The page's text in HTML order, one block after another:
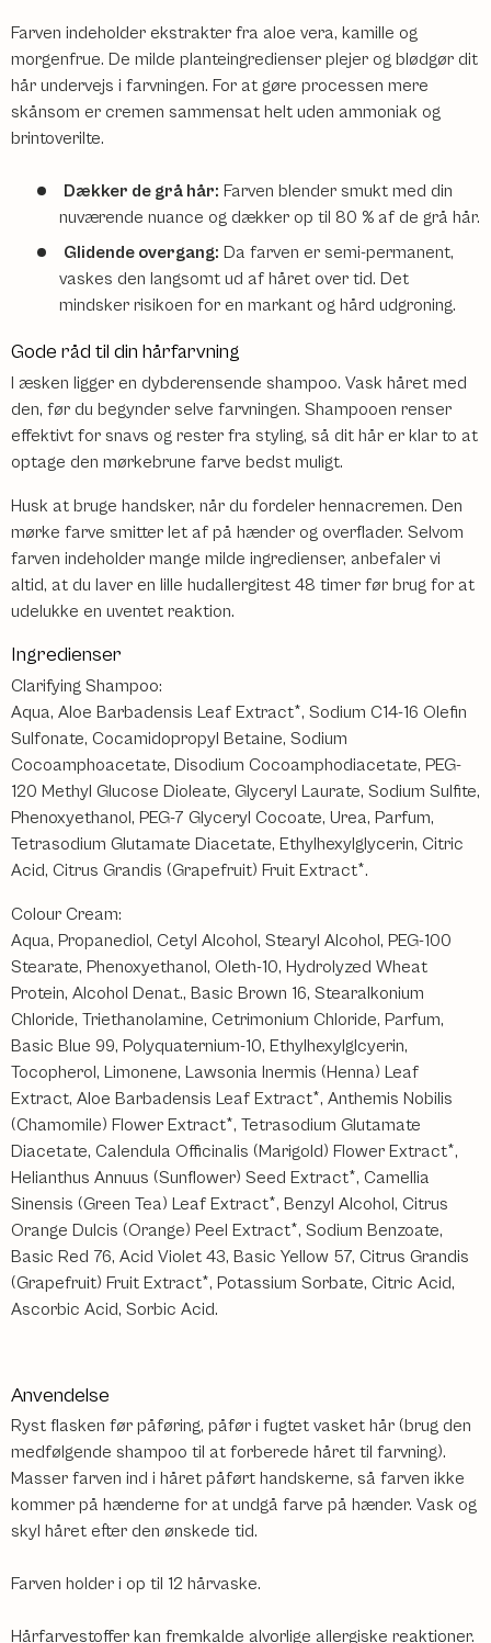
Farven indeholder ekstrakter fra aloe vera, kamille og
morgenfrue. De milde planteingredienser plejer og blødgør dit
hår undervejs i farvningen. For at gøre processen mere
skånsom er cremen sammensat helt uden ammoniak og
brintoverilte.
Dækker de grå hår: Farven blender smukt med din
nuværende nuance og dækker op til 80 % af de grå hår.
Glidende overgang: Da farven er semi-permanent,
vaskes den langsomt ud af håret over tid. Det
mindsker risikoen for en markant og hård udgroning.
Gode råd til din hårfarvning
I æsken ligger en dybderensende shampoo. Vask håret med
den, før du begynder selve farvningen. Shampooen renser
effektivt for snavs og rester fra styling, så dit hår er klar to at
optage den mørkebrune farve bedst muligt.
Husk at bruge handsker, når du fordeler hennacremen. Den
mørke farve smitter let af på hænder og overflader. Selvom
farven indeholder mange milde ingredienser, anbefaler vi
altid, at du laver en lille hudallergitest 48 timer før brug for at
udelukke en uventet reaktion.
Ingredienser
Clarifying Shampoo:
Aqua, Aloe Barbadensis Leaf Extract*, Sodium C14-16 Olefin
Sulfonate, Cocamidopropyl Betaine, Sodium
Cocoamphoacetate, Disodium Cocoamphodiacetate, PEG-
120 Methyl Glucose Dioleate, Glyceryl Laurate, Sodium Sulfite,
Phenoxyethanol, PEG-7 Glyceryl Cocoate, Urea, Parfum,
Tetrasodium Glutamate Diacetate, Ethylhexylglycerin, Citric
Acid, Citrus Grandis (Grapefruit) Fruit Extract*.
Colour Cream:
Aqua, Propanediol, Cetyl Alcohol, Stearyl Alcohol, PEG-100
Stearate, Phenoxyethanol, Oleth-10, Hydrolyzed Wheat
Protein, Alcohol Denat., Basic Brown 16, Stearalkonium
Chloride, Triethanolamine, Cetrimonium Chloride, Parfum,
Basic Blue 99, Polyquaternium-10, Ethylhexylglcyerin,
Tocopherol, Limonene, Lawsonia Inermis (Henna) Leaf
Extract, Aloe Barbadensis Leaf Extract*, Anthemis Nobilis
(Chamomile) Flower Extract*, Tetrasodium Glutamate
Diacetate, Calendula Officinalis (Marigold) Flower Extract*,
Helianthus Annuus (Sunflower) Seed Extract*, Camellia
Sinensis (Green Tea) Leaf Extract*, Benzyl Alcohol, Citrus
Orange Dulcis (Orange) Peel Extract*, Sodium Benzoate,
Basic Red 76, Acid Violet 43, Basic Yellow 57, Citrus Grandis
(Grapefruit) Fruit Extract*, Potassium Sorbate, Citric Acid,
Ascorbic Acid, Sorbic Acid.
Anvendelse
Ryst flasken før påføring, påfør i fugtet vasket hår (brug den
medfølgende shampoo til at forberede håret til farvning).
Masser farven ind i håret påført handskerne, så farven ikke
kommer på hænderne for at undgå farve på hænder. Vask og
skyl håret efter den ønskede tid.
Farven holder i op til 12 hårvaske.
Hårfarvestoffer kan fremkalde alvorlige allergiske reaktioner.